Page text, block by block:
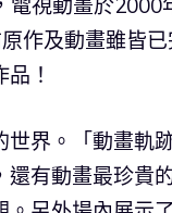
電視動畫於
作及動畫雖皆
！
界。「動畫軌
有動畫最珍貴